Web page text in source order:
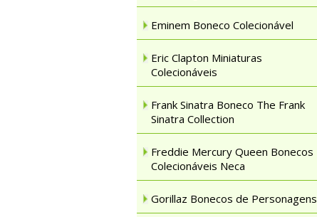
Eminem Boneco Colecionável
Eric Clapton Miniaturas
Colecionáveis
Frank Sinatra Boneco The Frank
Sinatra Collection
Freddie Mercury Queen Bonecos
Colecionáveis Neca
Gorillaz Bonecos de Personagens